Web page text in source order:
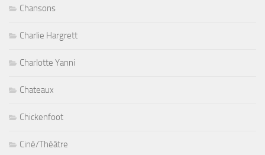
Chansons
Charlie Hargrett
Charlotte Yanni
Chateaux
Chickenfoot
Ciné/Théâtre